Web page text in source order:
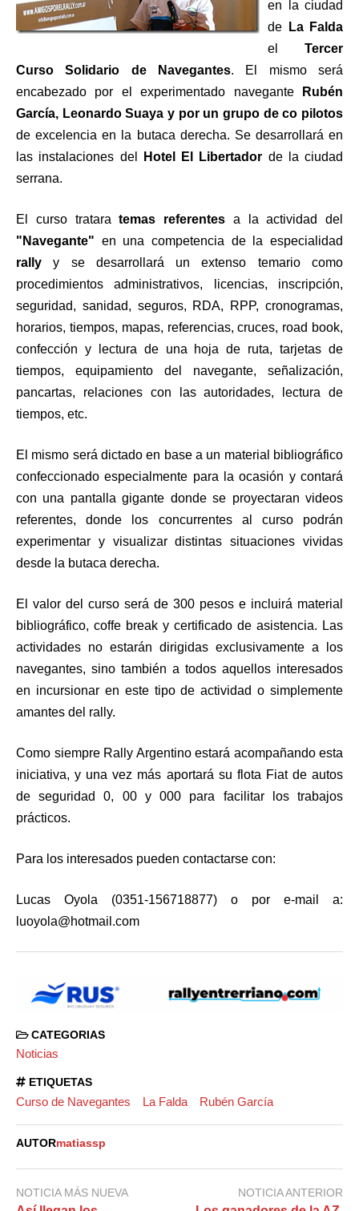
en la ciudad
de
La Falda
el Tercer
Curso Solidario de Navegantes. El mismo será
encabezado por el experimentado navegante
Rubén
García, Leonardo Suaya y por un grupo de co pilotos
de excelencia en la butaca derecha. Se desarrollará en
las instalaciones del
Hotel El Libertador de la ciudad
serrana.
El curso tratara temas referentes a la actividad del
"Navegante" en una competencia de la especialidad
rally y se desarrollará un extenso temario como
procedimientos administrativos, licencias, inscripción,
seguridad, sanidad, seguros, RDA, RPP, cronogramas,
horarios, tiempos, mapas, referencias, cruces, road book,
confección y lectura de una hoja de ruta, tarjetas de
tiempos, equipamiento del navegante, señalización,
pancartas, relaciones con las autoridades, lectura de
tiempos, etc.
El mismo será dictado en base a un material bibliográfico
confeccionado especialmente para la ocasión y contará
con una pantalla gigante donde se proyectaran videos
referentes, donde los concurrentes al curso podrán
experimentar y visualizar distintas situaciones vividas
desde la butaca derecha.
El valor del curso será de 300 pesos e incluirá material
bibliográfico, coffe break y certificado de asistencia. Las
actividades no estarán dirigidas exclusivamente a los
navegantes, sino también a todos aquellos interesados
en incursionar en este tipo de actividad o simplemente
amantes del rally.
Como siempre Rally Argentino estará acompañando esta
iniciativa, y una vez más aportará su flota Fiat de autos
de seguridad 0, 00 y 000 para facilitar los trabajos
prácticos.
Para los interesados pueden contactarse con:
Lucas Oyola (0351-156718877) o por e-mail a:
luoyola@hotmail.com
CATEGORIAS
Noticias
ETIQUETAS
Curso de Navegantes La Falda Rubén García
AUTORmatiassp
NOTICIA MÁS NUEVA NOTICIA ANTERIOR